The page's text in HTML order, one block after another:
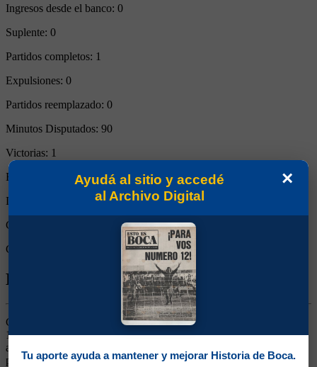
Ingresos desde el banco: 0
Suplente: 0
Partidos completos: 1
Expulsiones: 0
Partidos reemplazado: 0
Minutos Disputados: 90
Victorias: 1
Empates:
Derrotas:
Goles de Boca:
Goles rivales:
Biografía de Julio Bisio
Centrodelantero. Ganó dos títulos (Campeonato y Copa Estímulo
1926). El 08/08/1926 frente a Sportivo Barracas y el 22/08/1926
ante Temperley jugó pero los encuentros fueron anulados
posteriormente
×
Ayudá al sitio y accedé
al Archivo Digital
Tu aporte ayuda a mantener y mejorar Historia de Boca.